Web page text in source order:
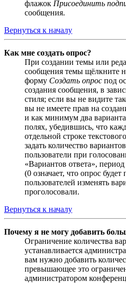
флажок Присоединить
сообщения.
Вернуться к началу
Как мне создать опрос?
При создании темы или
сообщения темы щёлкните
форму Создать опрос под
создания сообщения, в
стиля; если вы не видите
вы не имеете прав на
и как минимум два
полях, убедившись, что
отдельной строке
задать количество
пользователи при
«Вариантов ответа»,
(0 означает, что опрос
пользователей изменять
проголосовали.
Вернуться к началу
Почему я не могу добавить
Ограничение количества
устанавливается
вам нужно добавить
превышающее это
администратором